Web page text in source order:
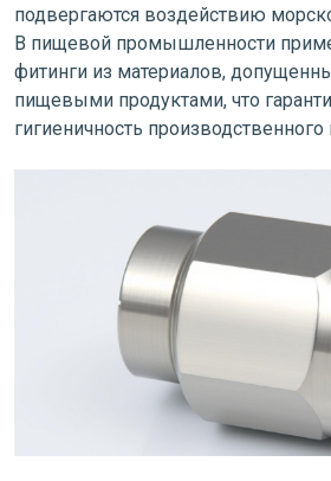
подвергаются воздействию
В пищевой промышленности
фитинги из материалов,
пищевыми продуктами, что
гигиеничность производственного